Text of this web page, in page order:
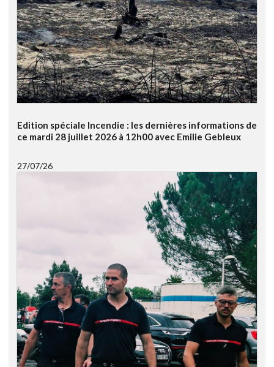
Edition spéciale Incendie : les dernières informations de
ce mardi 28 juillet 2026 à 12h00 avec Emilie Gebleux
27/07/26